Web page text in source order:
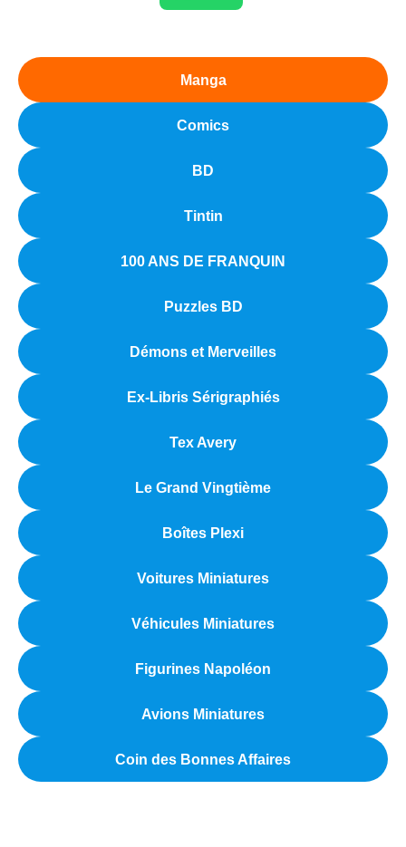
Manga
Comics
BD
Tintin
100 ANS DE FRANQUIN
Puzzles BD
Démons et Merveilles
Ex-Libris Sérigraphiés
Tex Avery
Le Grand Vingtième
Boîtes Plexi
Voitures Miniatures
Véhicules Miniatures
Figurines Napoléon
Avions Miniatures
Coin des Bonnes Affaires